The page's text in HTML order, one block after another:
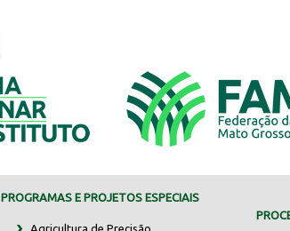
PROGRAMAS E PROJETOS ESPECIAIS
Agricultura de Precisão